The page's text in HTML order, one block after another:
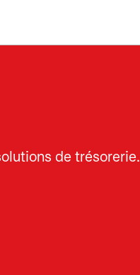
de trésorerie.